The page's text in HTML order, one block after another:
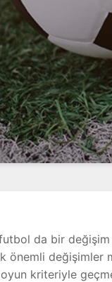
da bir
önemli değişimler
kriteriyle